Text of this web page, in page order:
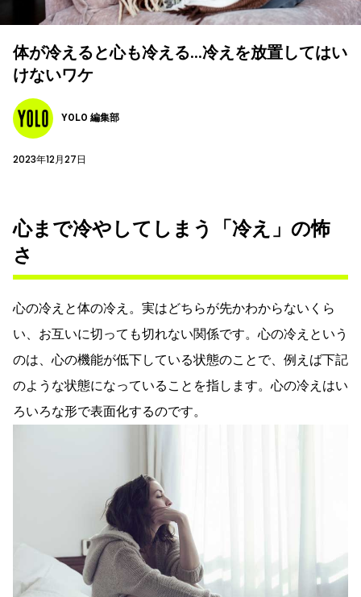
体が冷えると心も冷える…冷えを放置してはい
けないワケ
YOLO 編集部
2023年12月27日
心まで冷やしてしまう「冷え」の怖
さ
心の冷えと体の冷え。実はどちらが先かわからないくら
い、お互いに切っても切れない関係です。心の冷えという
のは、心の機能が低下している状態のことで、例えば下記
のような状態になっていることを指します。心の冷えはい
ろいろな形で表面化するのです。